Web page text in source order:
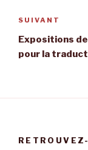
Article
suivant
SUIVANT
Expositions
pour la